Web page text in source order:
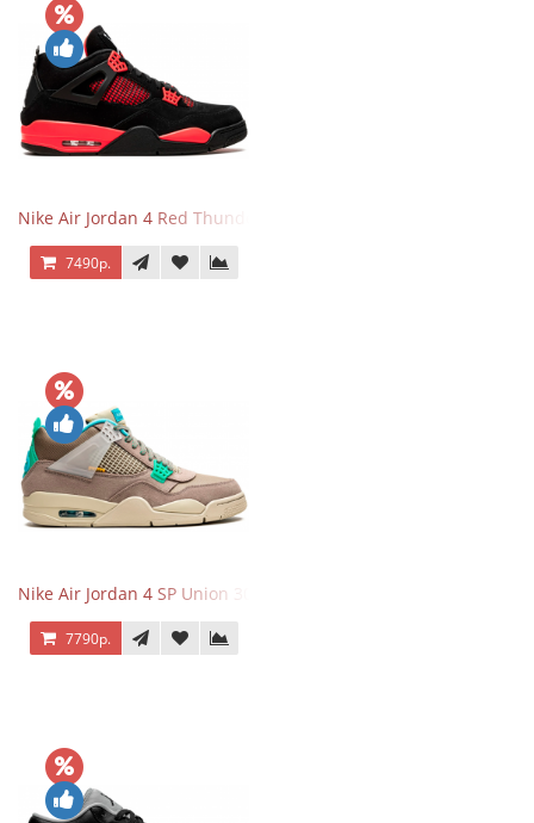
Nike Air Jordan 4 Red Thunder
7490р.
Nike Air Jordan 4 SP Union 30th Anniversary Taupe Haze
7790р.